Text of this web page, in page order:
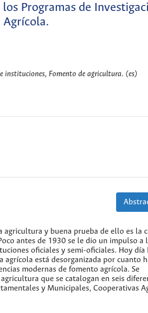
Programas de
Agrícola.
instituciones, Fomento de agricultura. (es)
y buena prueba de ello es la
antes de 1930 se le dio un impulso a
oficiales y semi-oficiales. Hoy día
está desorganizada por cuanto
modernas de fomento agrícola. Se
que se catalogan en seis
y Municipales, Cooperativas